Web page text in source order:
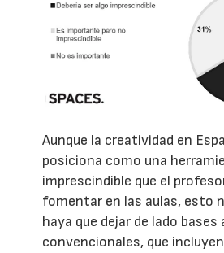
Aunque la creatividad en
posiciona como una
imprescindible que el
fomentar en las aulas, esto
haya que dejar de lado bases
convencionales, que